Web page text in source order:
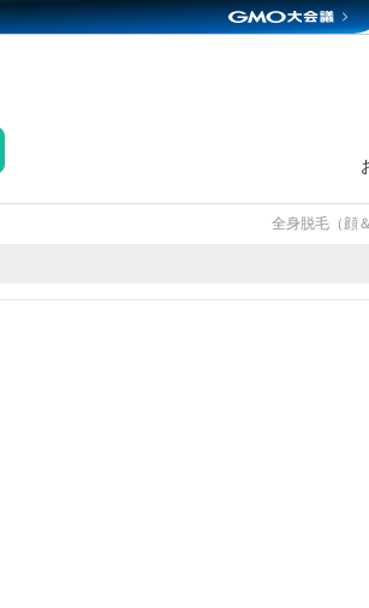
全身脱毛（顔